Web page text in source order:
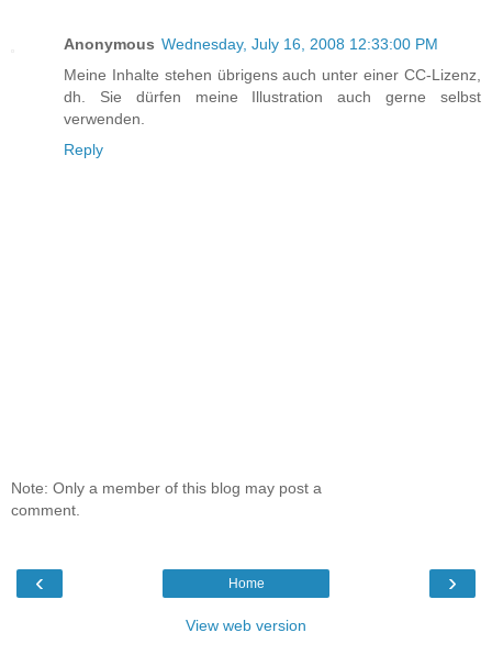
Anonymous Wednesday, July 16, 2008 12:33:00 PM
Meine Inhalte stehen übrigens auch unter einer CC-Lizenz,
dh. Sie dürfen meine Illustration auch gerne selbst
verwenden.
Reply
Note: Only a member of this blog may post a
comment.
‹ ›
Home
View web version